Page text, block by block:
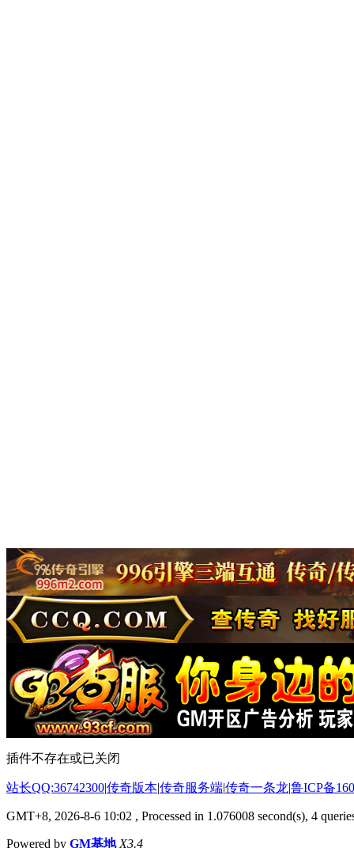
插件不存在或已关闭
站长QQ:36742300|传奇版本|传奇服务端|传奇一条龙|鲁ICP备
GMT+8, 2026-8-6 10:02 , Processed in 1.076008 second(s), 4
Powered by GM基地 X3.4